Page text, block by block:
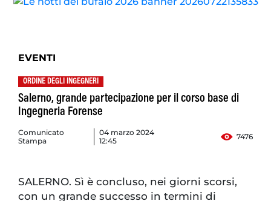
EVENTI
ORDINE DEGLI INGEGNERI
Salerno, grande partecipazione per il corso base di
Ingegneria Forense
Comunicato
Stampa
04 marzo 2024
12:45
7476
SALERNO. Sì è concluso, nei giorni scorsi,
con un grande successo in termini di